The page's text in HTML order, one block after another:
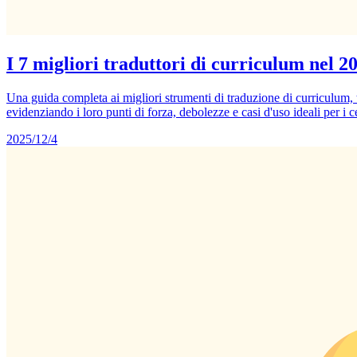
I 7 migliori traduttori di curriculum nel
Una guida completa ai migliori strumenti di traduzione di
evidenziando i loro punti di forza, debolezze e casi d'uso ideali per i
2025/12/4